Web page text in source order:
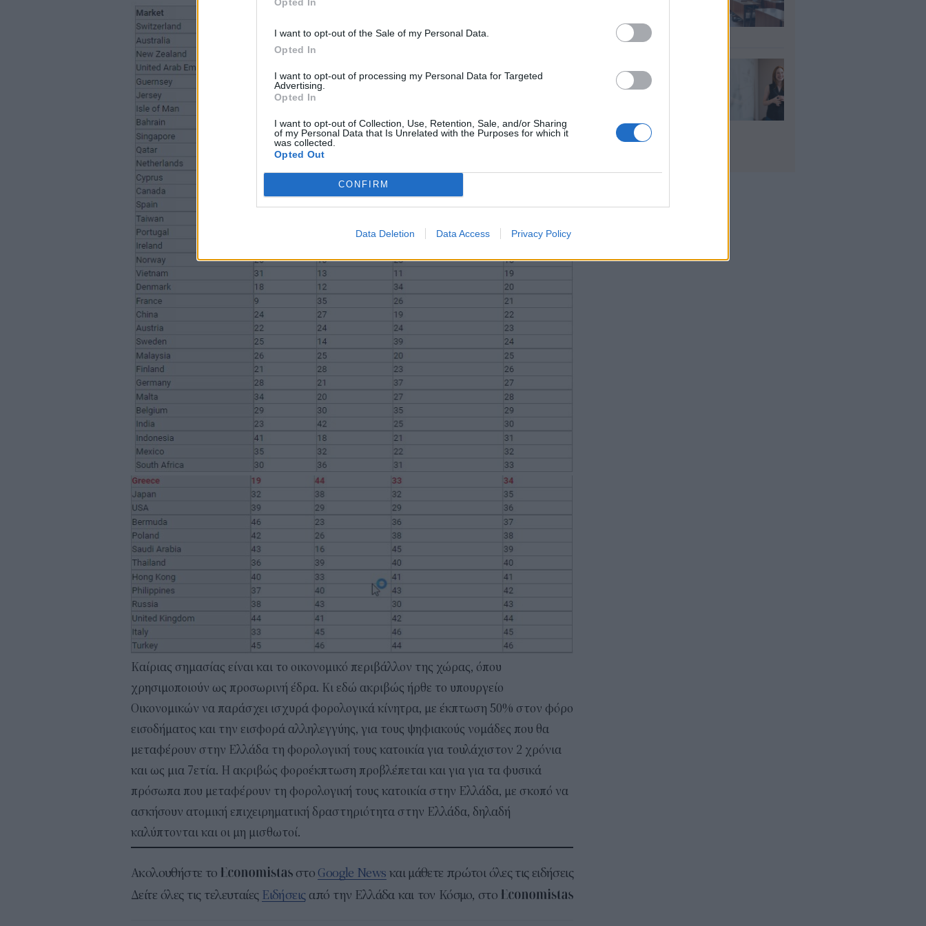
I want to opt-out of the Sale of my Personal Data.
Opted In
I want to opt-out of processing my Personal Data for Targeted
Advertising.
Opted In
I want to opt-out of Collection, Use, Retention, Sale, and/or Sharing
of my Personal Data that Is Unrelated with the Purposes for which it
was collected.
Opted Out
CONFIRM
Data Deletion Data Access Privacy Policy
Καίριας σημασίας είναι και το οικονομικό περιβάλλον της χώρας, όπου
χρησιμοποιούν ως προσωρινή έδρα. Κι εδώ ακριβώς ήρθε το υπουργείο
Οικονομικών να παράσχει ισχυρά φορολογικά κίνητρα, με έκπτωση 50% στον φόρο
εισοδήματος και την εισφορά αλληλεγγύης, για τους ψηφιακούς νομάδες που θα
μεταφέρουν στην Ελλάδα τη φορολογική τους κατοικία για τουλάχιστον 2 χρόνια
και ως μια 7ετία. Η ακριβώς φοροέκπτωση προβλέπεται και για για τα φυσικά
πρόσωπα που μεταφέρουν τη φορολογική τους κατοικία στην Ελλάδα, με σκοπό να
ασκήσουν ατομική επιχειρηματική δραστηριότητα στην Ελλάδα, δηλαδή
καλύπτονται και οι μη μισθωτοί.
Ακολουθήστε το στο Google News και μάθετε πρώτοι όλες τις ειδήσεις
Δείτε όλες τις τελευταίες Ειδήσειςαπό την Ελλάδα και τον Κόσμο, στο
04 Αυγ 2026
εκπαιδευτικών 2026:
πρέπει να προσέξουν
οι υποψήφιοι